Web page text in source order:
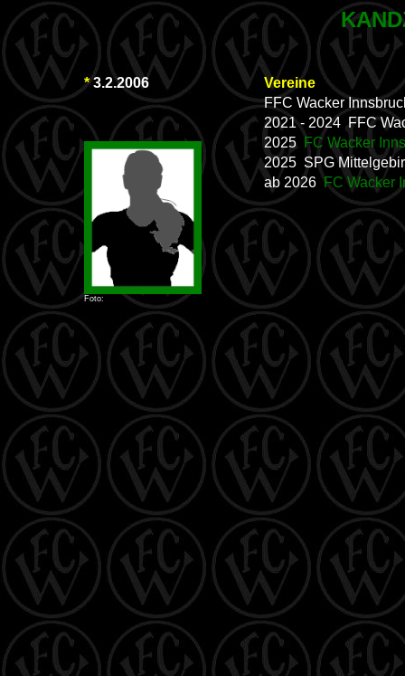
*3.2.2006
Vereine
FFC Wacker
Foto:
2021 - 2024 FFC
2025 FC Wacker
2025 SPG
ab 2026 FC Wacker